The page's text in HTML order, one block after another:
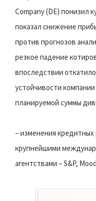
Company (DE) понизил
показал снижение
против прогнозов
резкое падение
впоследствии
устойчивости
планируемой суммы
– изменения
крупнейшими
агентствами – S&P,